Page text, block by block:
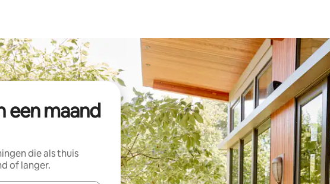
een maand
die als thuis
of langer.